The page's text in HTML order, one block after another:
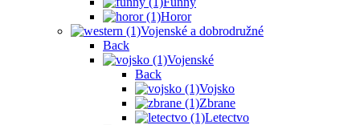
Horor
Vojenské a dobrodružné
Back
Vojenské
Back
Vojsko
Zbrane
Letectvo